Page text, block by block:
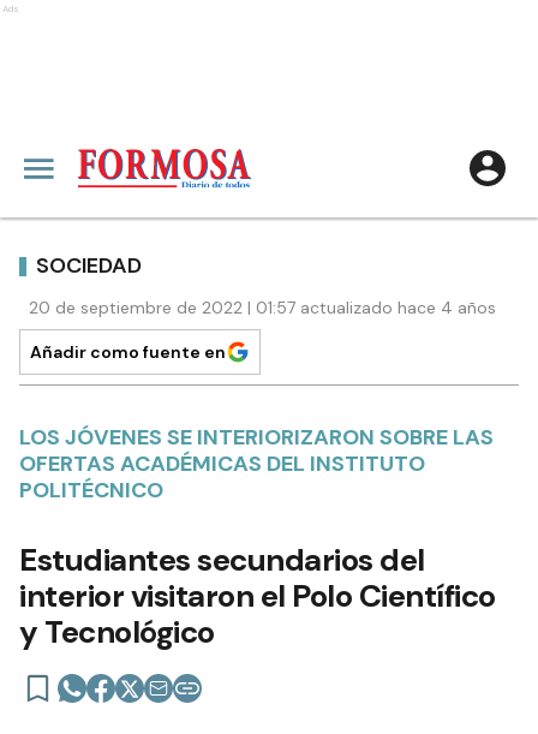
Ads
SOCIEDAD
20 de septiembre de 2022 | 01:57 actualizado hace 4 años
Añadir como fuente en
LOS JÓVENES SE INTERIORIZARON SOBRE LAS
OFERTAS ACADÉMICAS DEL INSTITUTO
POLITÉCNICO
Estudiantes secundarios del
interior visitaron el Polo Científico
y Tecnológico